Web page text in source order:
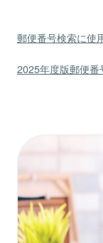
郵便番号検索に使
2025年度版郵便番